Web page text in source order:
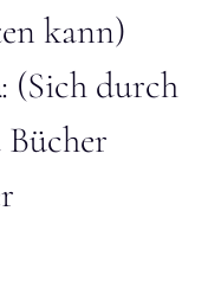
kann)
: (Sich durch